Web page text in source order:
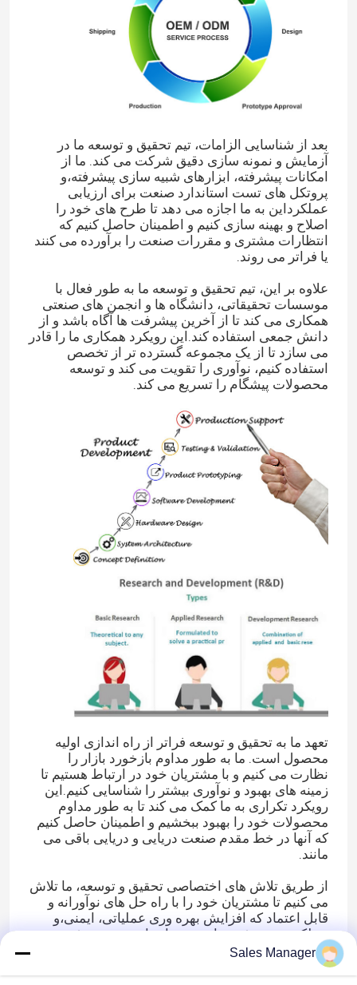
بعد از شناسایی الزامات، تیم تحقیق و توسعه ما در
آزمایش و نمونه سازی دقیق شرکت می کند. ما از
امکانات پیشرفته، ابزارهای شبیه سازی پیشرفته،و
پروتکل های تست استاندارد صنعت برای ارزیابی
عملکرداین به ما اجازه می دهد تا طرح های خود را
اصلاح و بهینه سازی کنیم و اطمینان حاصل کنیم که
انتظارات مشتری و مقررات صنعت را برآورده می کنند
یا فراتر می روند.
علاوه بر این، تیم تحقیق و توسعه ما به طور فعال با
موسسات تحقیقاتی، دانشگاه ها و انجمن های صنعتی
همکاری می کند تا از آخرین پیشرفت ها آگاه باشد و از
دانش جمعی استفاده کند.این رویکرد همکاری ما را قادر
می سازد تا از یک مجموعه گسترده تر از تخصص
استفاده کنیم، نوآوری را تقویت می کند و توسعه
محصولات پیشگام را تسریع می کند.
تعهد ما به تحقیق و توسعه فراتر از راه اندازی اولیه
محصول است. ما به طور مداوم بازخورد بازار را
نظارت می کنیم و با مشتریان خود در ارتباط هستیم تا
زمینه های بهبود و نوآوری بیشتر را شناسایی کنیم.این
رویکرد تکراری به ما کمک می کند تا به طور مداوم
محصولات خود را بهبود ببخشیم و اطمینان حاصل کنیم
که آنها در خط مقدم صنعت دریایی و دریایی باقی می
مانند.
از طریق تلاش های اختصاصی تحقیق و توسعه، ما تلاش
می کنیم تا مشتریان خود را با راه حل های نوآورانه و
قابل اعتماد که افزایش بهره وری عملیاتی، ایمنی،و
عملکرد در بخش دریایی و دریاییما متعهد به پیشبرد
پیشرفت، گسترش مرزهای و شکل دادن به آینده صنعت
از طریق سرمایه گذاری مداوم ما در تحقیقات و توسعه
Sales Manager